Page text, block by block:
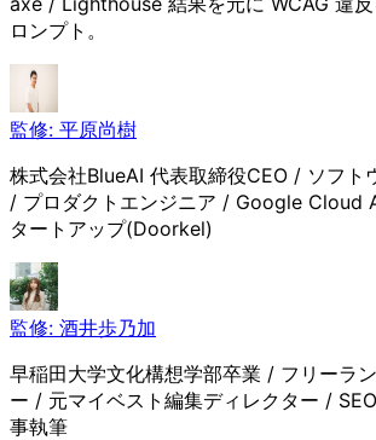
ロンプト。
監修: 平原尚樹
株式会社BlueAI 代表取締役CEO / ソフト
/ プロダクトエンジニア / Google Cloud
タートアップ(Doorkel)
監修: 酒井歩乃加
早稲田大学文化構想学部卒業 / フリーラ
ー / 元マイベスト編集ディレクター /
事執筆